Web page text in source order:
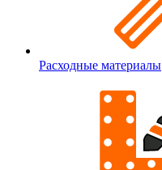
Расходные материалы